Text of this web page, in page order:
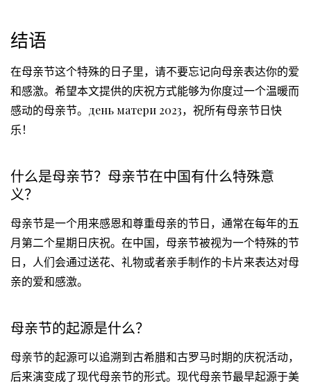
结语
在母亲节这个特殊的日子里，请不要忘记向母亲表达你的爱
和感激。希望本文提供的庆祝方式能够为你度过一个温暖而
感动的母亲节。день матери 2023，祝所有母亲节日快
乐！
什么是母亲节？母亲节在中国有什么特殊意
义？
母亲节是一个用来感恩和尊重母亲的节日，通常在每年的五
月第二个星期日庆祝。在中国，母亲节被视为一个特殊的节
日，人们会通过送花、礼物或者亲手制作的卡片来表达对母
亲的爱和感激。
母亲节的起源是什么？
母亲节的起源可以追溯到古希腊和古罗马时期的庆祝活动，
后来演变成了现代母亲节的形式。现代母亲节最早起源于美